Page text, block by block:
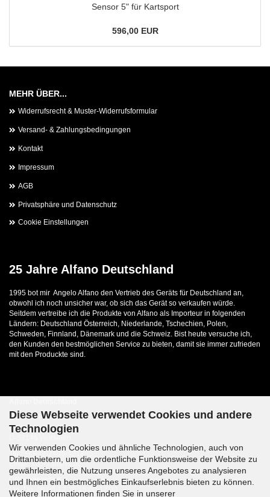
Diese Webseite verwendet Cookies und andere
Technologien
Wir verwenden Cookies und ähnliche Technologien, auch von
Drittanbietern, um die ordentliche Funktionsweise der Website zu
gewährleisten, die Nutzung unseres Angebotes zu analysieren
und Ihnen ein bestmögliches Einkaufserlebnis bieten zu können.
Weitere Informationen finden Sie in unserer
Sensor 5" für Kartsport
596,00 EUR
MEHR ÜBER...
Widerrufsrecht & Muster-Widerrufsformular
Versand- & Zahlungsbedingungen
Kontakt
Impressum
AGB
Privatsphäre und Datenschutz
Cookie Einstellungen
25 Jahre Alfano Deutschland
1995 bot mir Angelo Alfano den Vertrieb des Geräts für Deutschland an,
obwohl ich noch unsicher war, ob sich das Gerät so verkaufen würde.
Seitdem vertreibe ich die Produkte von Alfano als Importeur in folgenden
Ländern: Deutschland Österreich, Niederlande, Tschechien, Polen,
Schweden, Finnland, Dänemark und die Schweiz. Bist heute versuche ich,
den Kunden den bestmöglichen Service zu bieten, damit sie immer zufrieden
mit den Produckte sind.
Heinrich Franzen
Kaiserstrasse 22
Email: info@alfano.de
Öffnungszeiten
Mo.-Do. 09:00-12:30 15:00-17:30